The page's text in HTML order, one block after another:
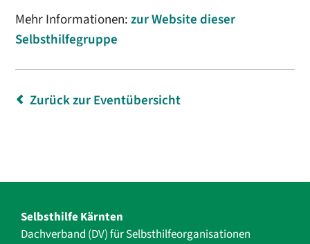
Mehr Informationen:zur Website dieser
Selbsthilfegruppe
Zurück zur Eventübersicht
Selbsthilfe Kärnten
Dachverband (DV) für Selbsthilfe­organisationen